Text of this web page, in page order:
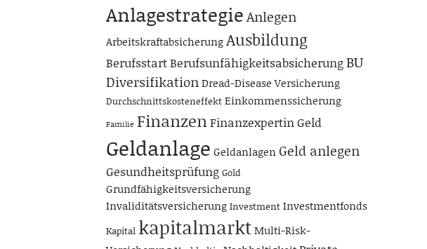
AnlagestrategieAnlegen
ArbeitskraftabsicherungAusbildung
BerufsstartBerufsunfähigkeitsabsicherungBU
DiversifikationDread-Disease Versicherung
Durchschnittskosteneffekt Einkommenssicherung
Familie FinanzenFinanzexpertinGeld
Geldanlage Geldanlagen Geld anlegen
Gesundheitsprüfung Gold
Grundfähigkeitsversicherung
Invaliditätsversicherung Investment Investmentfonds
Kapital kapitalmarktMulti-Risk-